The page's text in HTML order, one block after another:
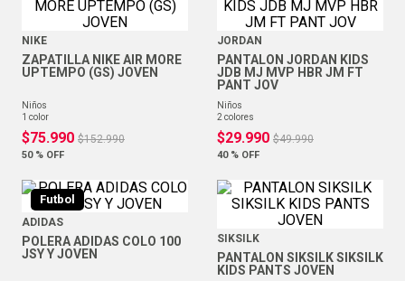
NIKE
ZAPATILLA NIKE AIR MORE
UPTEMPO (GS) JOVEN
niños
1 color
$75.990 $152.990
50 % OFF
JORDAN
PANTALON JORDAN KIDS
JDB MJ MVP HBR JM FT
PANT JOV
niños
2 colores
$29.990 $49.990
40 % OFF
Futbol
ADIDAS
POLERA ADIDAS COLO 100
JSY Y JOVEN
SIKSILK
PANTALON SIKSILK SIKSILK
KIDS PANTS JOVEN